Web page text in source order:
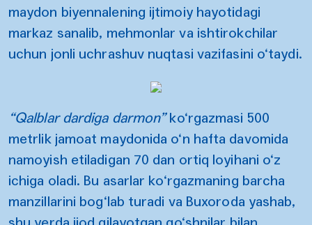
maydon biyennalening ijtimoiy hayotidagi
markaz sanalib, mehmonlar va ishtirokchilar
uchun jonli uchrashuv nuqtasi vazifasini o‘taydi.
“Qalblar dardiga darmon”ko‘rgazmasi 500
metrlik jamoat maydonida o‘n hafta davomida
namoyish etiladigan 70 dan ortiq loyihani o‘z
ichiga oladi. Bu asarlar ko‘rgazmaning barcha
manzillarini bog‘lab turadi va Buxoroda yashab,